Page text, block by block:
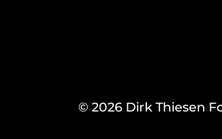
© 2026 Dirk Thiesen